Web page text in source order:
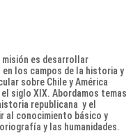
misión es desarrollar
los campos de la historia y
sobre Chile y América
siglo XIX. Abordamos temas
republicana y el
al conocimiento básico y
y las humanidades.